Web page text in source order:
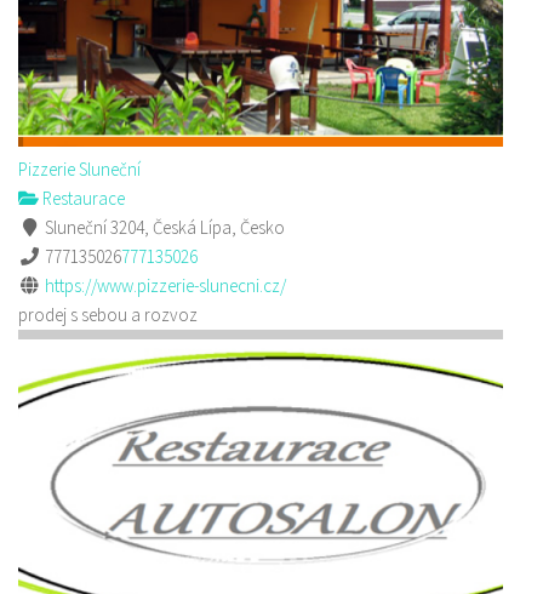
Pizzerie Sluneční
Restaurace
Sluneční 3204, Česká Lípa, Česko
777135026777135026
https://www.pizzerie-slunecni.cz/
prodej s sebou a rozvoz